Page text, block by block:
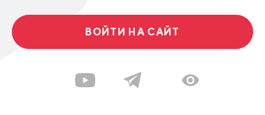
ВОЙТИ НА САЙТ